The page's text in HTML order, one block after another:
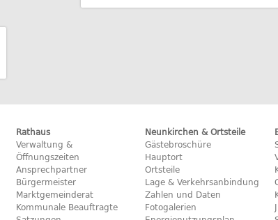
Rathaus
Verwaltung &
Öffnungszeiten
Ansprechpartner
Bürgermeister
Marktgemeinderat
Kommunale Beauftragte
Neunkirchen & Ortsteile
Gästebroschüre
Hauptort
Ortsteile
Lage & Verkehrsanbindung
Zahlen und Daten
Fotogalerien